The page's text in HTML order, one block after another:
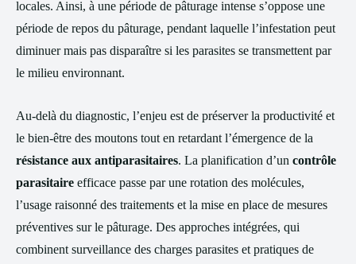
locales. Ainsi, à une période de pâturage intense s’oppose une
période de repos du pâturage, pendant laquelle l’infestation peut
diminuer mais pas disparaître si les parasites se transmettent par
le milieu environnant.
Au-delà du diagnostic, l’enjeu est de préserver la productivité et
le bien-être des moutons tout en retardant l’émergence de la
résistance aux antiparasitaires. La planification d’un contrôle
parasitaire efficace passe par une rotation des molécules,
l’usage raisonné des traitements et la mise en place de mesures
préventives sur le pâturage. Des approches intégrées, qui
combinent surveillance des charges parasites et pratiques de